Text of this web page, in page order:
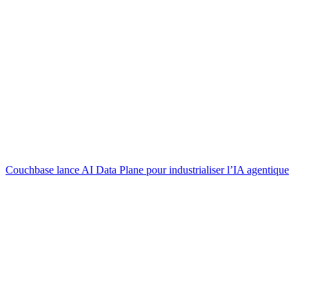
Couchbase lance AI Data Plane pour industrialiser l’IA agentique